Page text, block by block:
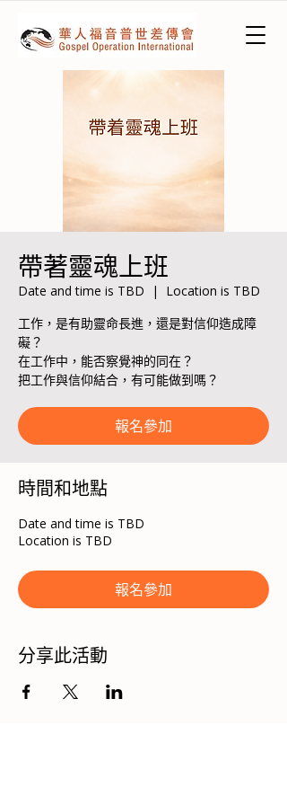
帶著靈魂上班
Date and time is TBD
  |
Location is TBD
工作，是有助靈命長進，還是對信仰造成障
礙？
在工作中，能否察覺神的同在？
把工作與信仰結合，有可能做到嗎？
報名參加
時間和地點
Date and time is TBD
Location is TBD
報名參加
分享此活動